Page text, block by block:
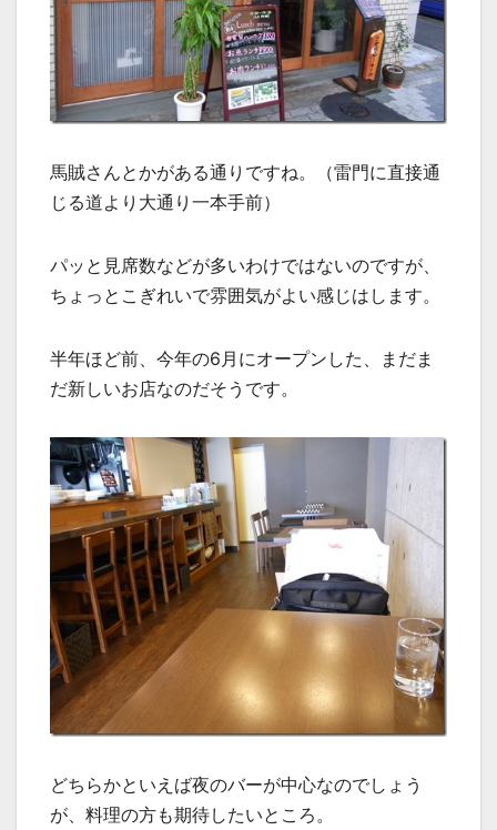
馬賊さんとかがある通りですね。（雷門に直接通
じる道より大通り一本手前）
パッと見席数などが多いわけではないのですが、
ちょっとこぎれいで雰囲気がよい感じはします。
半年ほど前、今年の6月にオープンした、まだま
だ新しいお店なのだそうです。
どちらかといえば夜のバーが中心なのでしょう
が、料理の方も期待したいところ。